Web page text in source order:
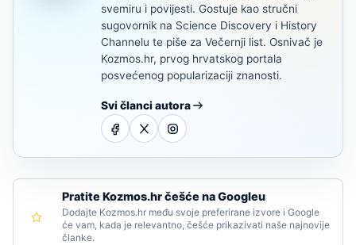
svemiru i povijesti. Gostuje kao stručni
sugovornik na Science Discovery i History
Channelu te piše za Večernji list. Osnivač je
Kozmos.hr, prvog hrvatskog portala
posvećenog popularizaciji znanosti.
Svi članci autora
Pratite Kozmos.hr češće na Googleu
Dodajte Kozmos.hr među svoje preferirane izvore i Google
će vam, kada je relevantno, češće prikazivati naše najnovije
članke.